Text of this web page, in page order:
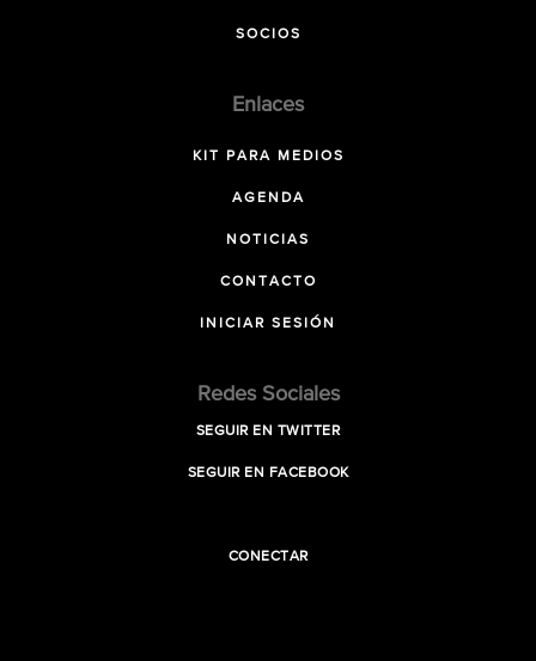
SOCIOS
Enlaces
KIT PARA MEDIOS
AGENDA
NOTICIAS
CONTACTO
INICIAR SESIÓN
Redes Sociales
SEGUIR EN TWITTER
SEGUIR EN FACEBOOK
CONECTAR